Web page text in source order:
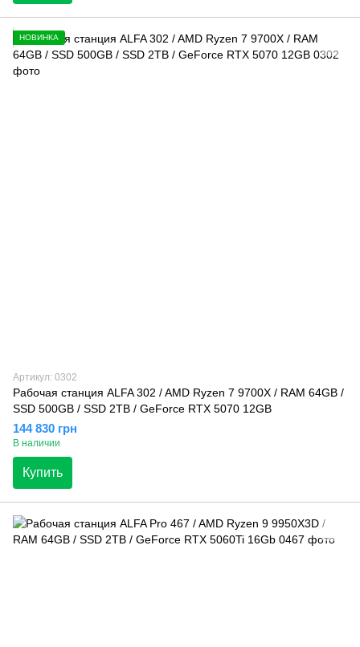
НОВИНКА
Артикул: 0302
Рабочая станция ALFA 302 / AMD Ryzen 7 9700X / RAM 64GB /
SSD 500GB / SSD 2TB / GeForce RTX 5070 12GB
144 830 грн
В наличии
Купить